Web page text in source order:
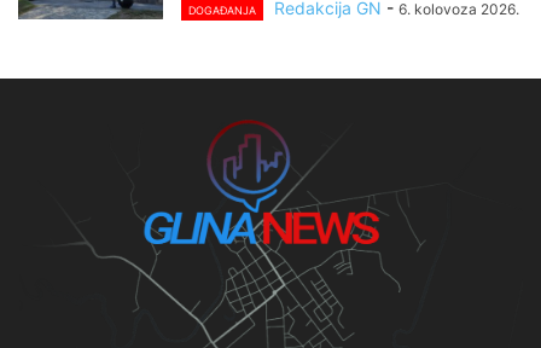
DOGAĐANJA Redakcija GN - 6. kolovoza 2026.